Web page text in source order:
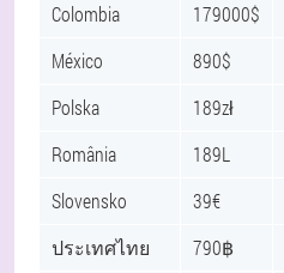
Colombia
179000$
México
890$
Polska
189zł
România
189L
Slovensko
39€
ประเทศไทย
790฿